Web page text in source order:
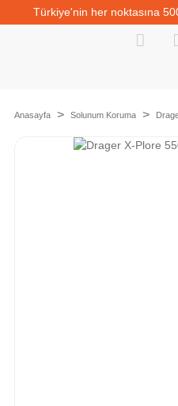
Türkiye'nin her noktasına
Anasayfa Solunum Koruma